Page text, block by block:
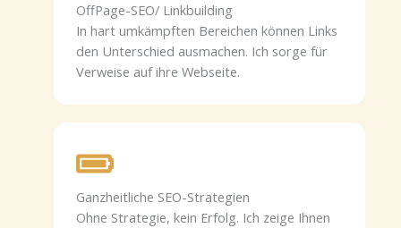
OffPage-SEO/ Linkbuilding
In hart umkämpften Bereichen können Links
den Unterschied ausmachen. Ich sorge für
Verweise auf ihre Webseite.
Ganzheitliche SEO-Strategien
Ohne Strategie, kein Erfolg. Ich zeige Ihnen